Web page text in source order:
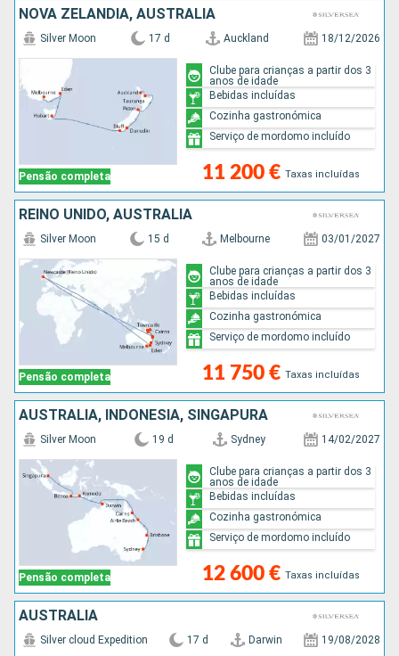
NOVA ZELANDIA, AUSTRALIA
Pensão completa
Silver Moon 17 d Auckland 18/12/2026
11 200 € Taxas incluídas
Clube para crianças a partir dos 3
anos de idade
Bebidas incluídas
Cozinha gastronómica
Serviço de mordomo incluído
REINO UNIDO, AUSTRALIA
Pensão completa
Silver Moon 15 d Melbourne 03/01/2027
11 750 € Taxas incluídas
Clube para crianças a partir dos 3
anos de idade
Bebidas incluídas
Cozinha gastronómica
Serviço de mordomo incluído
AUSTRALIA, INDONÉSIA, SINGAPURA
Pensão completa
Silver Moon 19 d Sydney 14/02/2027
12 600 € Taxas incluídas
Clube para crianças a partir dos 3
anos de idade
Bebidas incluídas
Cozinha gastronómica
Serviço de mordomo incluído
AUSTRALIA
Silver cloud Expedition 17 d Darwin 19/08/2028